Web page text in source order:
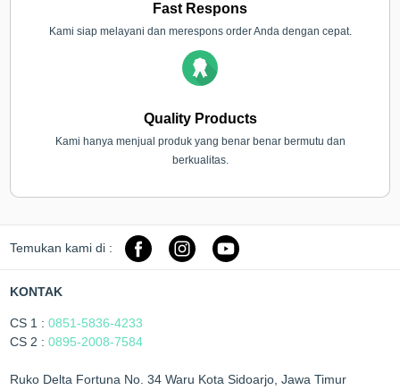
Fast Respons
Kami siap melayani dan merespons order Anda dengan cepat.
Quality Products
Kami hanya menjual produk yang benar benar bermutu dan
berkualitas.
Temukan kami di :
KONTAK
CS 1 :0851-5836-4233
CS 2 :0895-2008-7584
Ruko Delta Fortuna No. 34 Waru Kota Sidoarjo, Jawa Timur